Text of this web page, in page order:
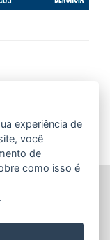
(PMES)
experiência de
você
de
como isso é